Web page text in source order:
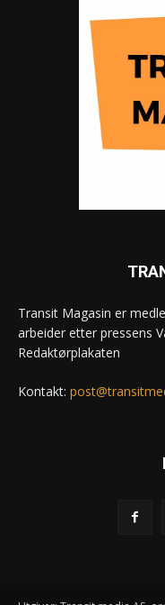
Transit Magasin er
arbeider etter pressens
Redaktørplakaten
Kontakt: